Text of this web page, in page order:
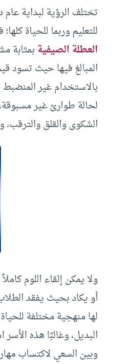
تختلف الرؤية لبداية
للتعليم وربما للحياة
العطلة الصيفيةبمثابة
المبالغ فيها حيث تسود
بالاستخدام غير المنضبط
لحالة طوارئ غير
الشكوى والقلق
ولا يمكن إلقاء اللوم
أو يكاد بحيث يفقد
لها منهجية مختلفة
البديل، وغالبًا هذه
وبين السعي لاكتساب